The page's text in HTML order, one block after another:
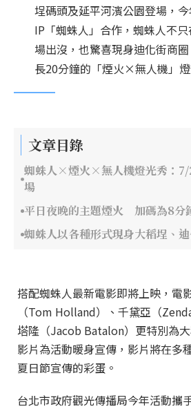
埕碼頭及延平河濱公園登場，
IP「蜘蛛人」合作，蜘蛛人不
場出沒，也驚喜現身迪化街商
長20分鐘的「煙火×無人機」燈
文章目錄
蜘蛛人×煙火×無人機燈光秀：
場
平日夜晚的主題煙火 加碼為8分
蜘蛛人以各種形式現身大稻埕、
搭配蜘蛛人最新電影即將上映，電
（Tom Holland）、千黛亞（
塔隆（Jacob Batalon）更特別為
影片為活動暖身宣傳，影片將在多
夏日節宣傳的彩蛋。
台北市政府觀光傳播局今年活動攜